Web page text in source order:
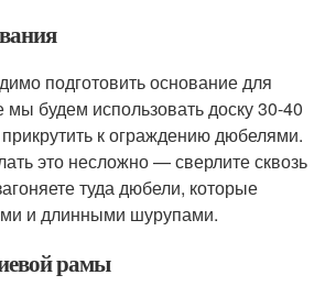
подготовить основание для
мы будем использовать доску 30-40
к ограждению дюбелями.
это несложно — сверлите сквозь
туда дюбели, которые
и длинными шурупами.
рамы